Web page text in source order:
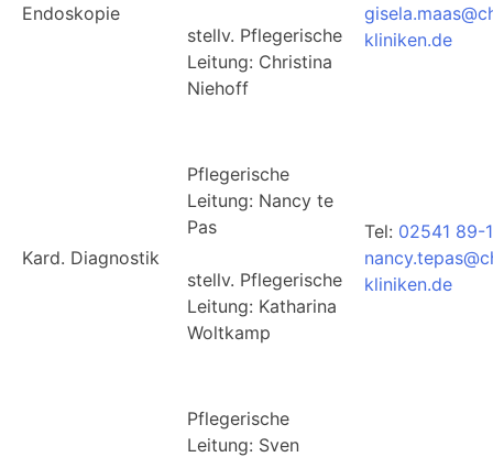
Endoskopie
stellv. Pflegerische
Leitung: Christina
Niehoff
kliniken.de
Kard. Diagnostik
Pflegerische
Leitung: Nancy te
Pas
stellv. Pflegerische
Leitung: Katharina
Woltkamp
Tel: 02541 89-
kliniken.de
Pflegerische
Leitung: Sven